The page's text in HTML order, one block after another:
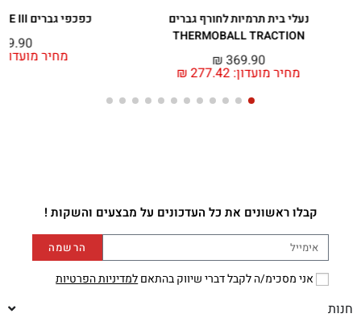
נעלי בית תרמיות לחורף גברים
THERMOBALL TRACTION
מחיר מועדון: ₪277.42
₪369.90
כפכפי גברים BASE CAMP SLIDE III
מחיר
קבלו ראשונים את כל העדכונים על מבצעים והשקות !
אני מסכימ/ה לקבל דברי שיווק בהתאםלמדיניות הפרטיות
הרשמה
חנות